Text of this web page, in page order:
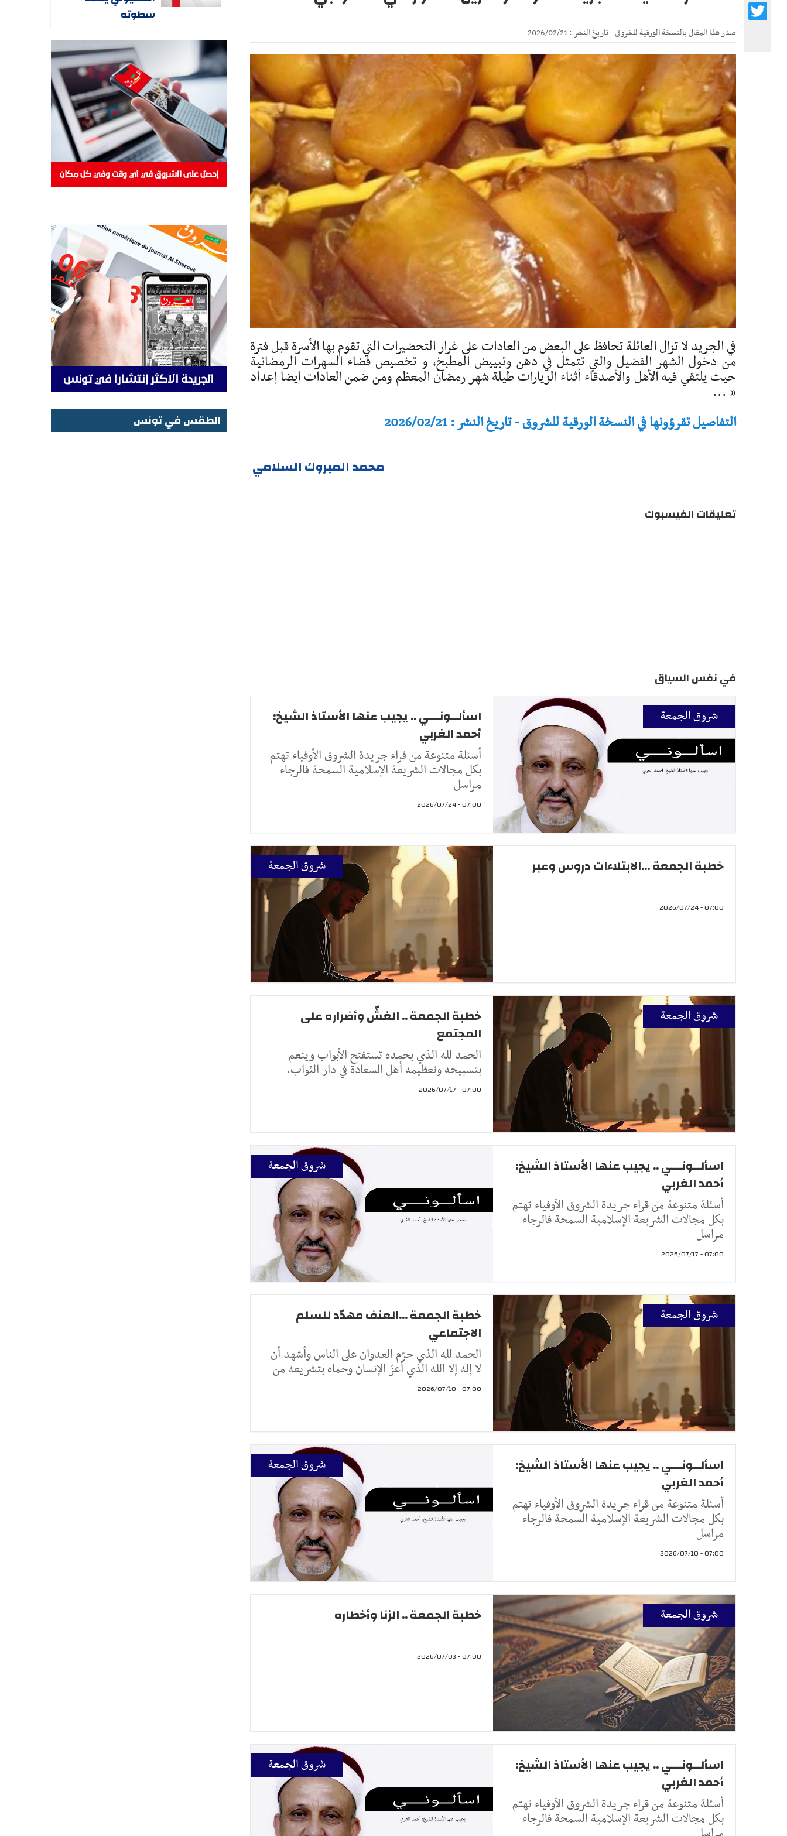
صدر هذا المقال بالنسخة الورقية للشروق - تاريخ النشر : 2026/02/21
في الجريد لا تزال العائلة تحافظ على البعض من العادات على غرار التحضيرات التي تقوم بها الأسرة قبل فترة
من دخول الشهر الفضيل والتي تتمثل في دهن وتبييض المطبخ، و تخصيص فضاء السهرات الرمضانية
حيث يلتقي فيه الأهل والأصدقاء أثناء الزيارات طيلة شهر رمضان المعظم ومن ضمن العادات ايضا إعداد
« ...
التفاصيل تقرؤونها في النسخة الورقية للشروق - تاريخ النشر : 2026/02/21
محمد المبروك السلامي
Twitter
تعليقات الفيسبوك
في نفس السياق
شروق الجمعة
اسألــونـــي .. يجيب عنها الأستاذ الشيخ:
أحمد الغربي
أسئلة متنوعة من قراء جريدة الشروق الأوفياء تهتم
بكل مجالات الشريعة الإسلامية السمحة فالرجاء
مراسل
07:00 - 2026/07/24
شروق الجمعة خطبة الجمعة ...الابتلاءات دروس وعبر
07:00 - 2026/07/24
شروق الجمعة
خطبة الجمعة .. الغشّ وأضراره على
المجتمع
الحمد لله الذي بحمده تستفتح الأبواب وينعم
بتسبيحه وتعظيمه أهل السعادة في دار الثواب.
07:00 - 2026/07/17
شروق الجمعة
اسألــونـــي .. يجيب عنها الأستاذ الشيخ:
أحمد الغربي
أسئلة متنوعة من قراء جريدة الشروق الأوفياء تهتم
بكل مجالات الشريعة الإسلامية السمحة فالرجاء
مراسل
07:00 - 2026/07/17
شروق الجمعة
خطبة الجمعة ...العنف مهدّد للسلم
الاجتماعي
الحمد لله الذي حرّم العدوان على الناس وأشهد أن
لا إله إلا الله الذي أعزّ الإنسان وحماه بتشريعه من
07:00 - 2026/07/10
شروق الجمعة
اسألــونـــي .. يجيب عنها الأستاذ الشيخ:
أحمد الغربي
أسئلة متنوعة من قراء جريدة الشروق الأوفياء تهتم
بكل مجالات الشريعة الإسلامية السمحة فالرجاء
مراسل
07:00 - 2026/07/10
شروق الجمعة خطبة الجمعة .. الزنا وأخطاره
07:00 - 2026/07/03
شروق الجمعة
اسألــونـــي .. يجيب عنها الأستاذ الشيخ:
أحمد الغربي
أسئلة متنوعة من قراء جريدة الشروق الأوفياء تهتم
بكل مجالات الشريعة الإسلامية السمحة فالرجاء
سطوته
الطقس في تونس